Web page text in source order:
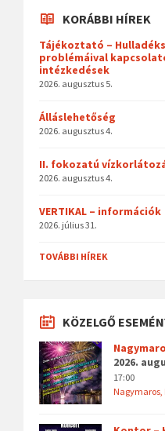
KORÁBBI HÍREK
Tájékoztató –
problémáival
intézkedések
2026. augusztus 5.
Álláslehetőség
2026. augusztus 4.
II. fokozatú
2026. augusztus 4.
VERTIKAL – információk
2026. július 31.
TOVÁBBI HÍREK
KÖZELGŐ
2026.
17:00
Nagymaros,